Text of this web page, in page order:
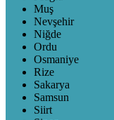
Muş
Nevşehir
Niğde
Ordu
Osmaniye
Rize
Sakarya
Samsun
Siirt